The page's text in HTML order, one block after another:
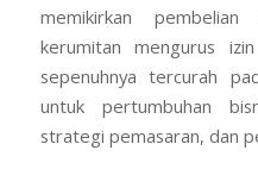
memikirkan
kerumitan mengurus
sepenuhnya tercurah
untuk pertumbuhan
strategi pemasaran, dan